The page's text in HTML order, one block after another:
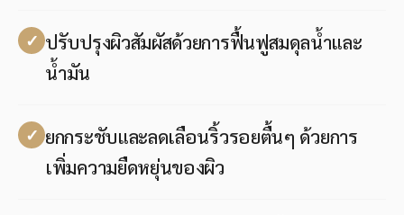
ปรับปรุงผิวสัมผัสด้วยการฟื้นฟูสมดุลน้ำและ
น้ำมัน
ยกกระชับและลดเลือนริ้วรอยตื้นๆ ด้วยการ
เพิ่มความยืดหยุ่นของผิว